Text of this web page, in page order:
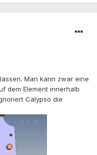
Man kann zwar eine
dem Element innerhalb
Calypso die